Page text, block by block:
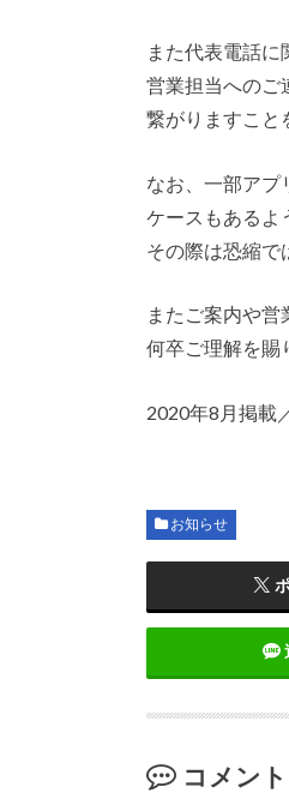
また代表電話に
営業担当へのご
繋がりますこと
なお、一部アプ
ケースもあるよ
その際は恐縮で
またご案内や営
何卒ご理解を賜
2020年8月掲載
お知らせ
コメン